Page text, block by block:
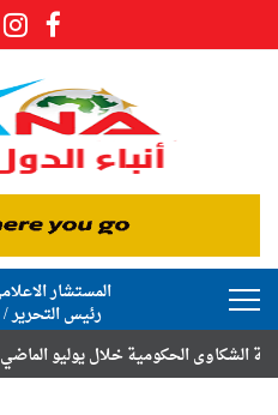
المستشار
رئيس
الحكومية خلال يوليو الماضي